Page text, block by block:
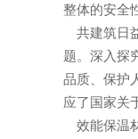
整体的安全
共建筑日
题。深入探
品质、保护
应了国家关
效能保温